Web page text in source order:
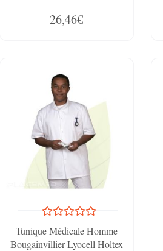
26,46€
Tunique Médicale Homme
Bougainvillier Lyocell Holtex